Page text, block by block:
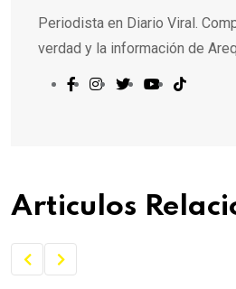
Periodista en Diario Viral.
verdad y la información de
Articulos